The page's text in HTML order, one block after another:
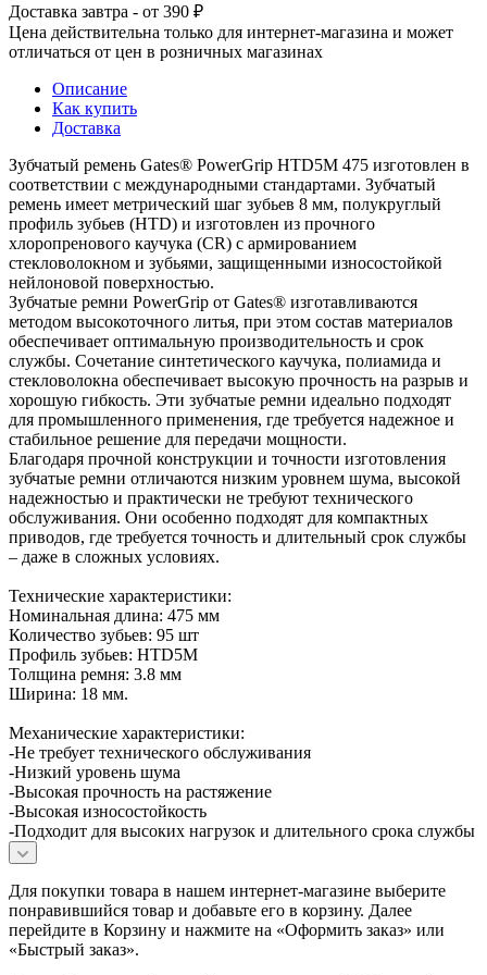
Доставка завтра - от 390 ₽
Цена действительна только для интернет-магазина и может
отличаться от цен в розничных магазинах
Описание
Как купить
Доставка
Зубчатый ремень Gates® PowerGrip HTD5M 475 изготовлен в
соответствии с международными стандартами. Зубчатый
ремень имеет метрический шаг зубьев 8 мм, полукруглый
профиль зубьев (HTD) и изготовлен из прочного
хлоропренового каучука (CR) с армированием
стекловолокном и зубьями, защищенными износостойкой
нейлоновой поверхностью.
Зубчатые ремни PowerGrip от Gates® изготавливаются
методом высокоточного литья, при этом состав материалов
обеспечивает оптимальную производительность и срок
службы. Сочетание синтетического каучука, полиамида и
стекловолокна обеспечивает высокую прочность на разрыв и
хорошую гибкость. Эти зубчатые ремни идеально подходят
для промышленного применения, где требуется надежное и
стабильное решение для передачи мощности.
Благодаря прочной конструкции и точности изготовления
зубчатые ремни отличаются низким уровнем шума, высокой
надежностью и практически не требуют технического
обслуживания. Они особенно подходят для компактных
приводов, где требуется точность и длительный срок службы
– даже в сложных условиях.
Технические характеристики:
Номинальная длина: 475 мм
Количество зубьев: 95 шт
Профиль зубьев: HTD5M
Толщина ремня: 3.8 мм
Ширина: 18 мм.
Механические характеристики:
-Не требует технического обслуживания
-Низкий уровень шума
-Высокая прочность на растяжение
-Высокая износостойкость
-Подходит для высоких нагрузок и длительного срока службы
Для покупки товара в нашем интернет-магазине выберите
понравившийся товар и добавьте его в корзину. Далее
перейдите в Корзину и нажмите на «Оформить заказ» или
«Быстрый заказ».